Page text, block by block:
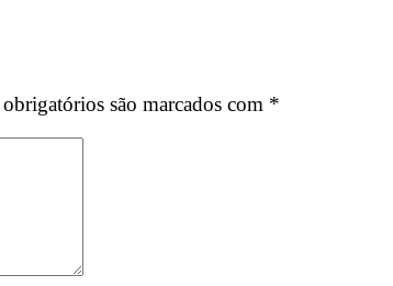
são marcados com *